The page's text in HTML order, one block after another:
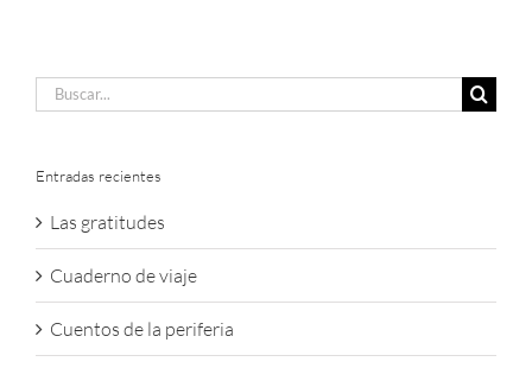
Buscar:
Entradas recientes
Las gratitudes
Cuaderno de viaje
Cuentos de la periferia